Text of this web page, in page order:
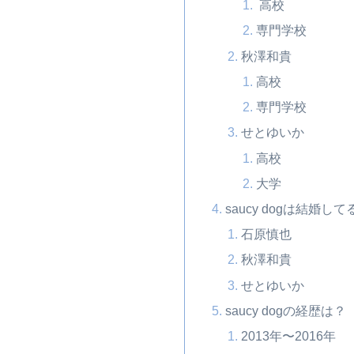
高校
専門学校
秋澤和貴
高校
専門学校
せとゆいか
高校
大学
saucy dogは結婚して
石原慎也
秋澤和貴
せとゆいか
saucy dogの経歴は？
2013年〜2016年